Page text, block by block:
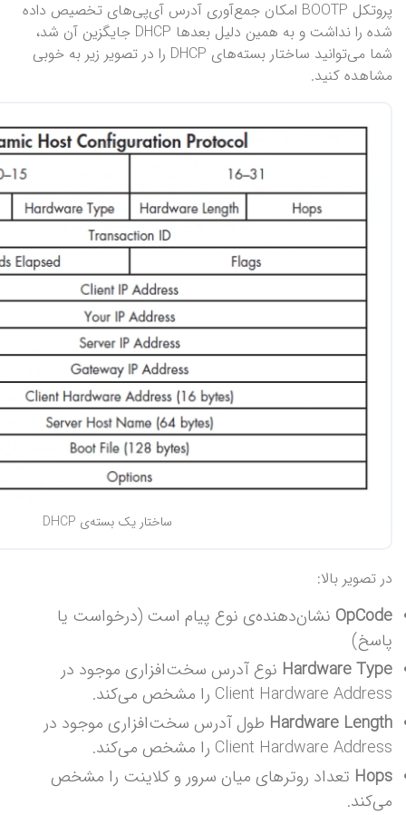
پروتکل BOOTP امکان جمع‌آوری آدرس آی‌پی‌های تخصیص داده
شده را نداشت و به همین دلیل بعدها DHCP جایگزین آن شد،
شما می‌توانید ساختار بسته‌های DHCP را در تصویر زیر به خوبی
مشاهده کنید.
ساختار یک بسته‌ی DHCP
در تصویر بالا:
OpCode نشان‌دهنده‌ی نوع پیام است (درخواست یا
پاسخ)
Hardware Type نوع آدرس سخت‌افزاری موجود در
Client Hardware Address را مشخص می‌کند.
Hardware Length طول آدرس سخت‌افزاری موجود در
Client Hardware Address را مشخص می‌کند.
Hops تعداد روترهای میان سرور و کلاینت را مشخص
می‌کند.